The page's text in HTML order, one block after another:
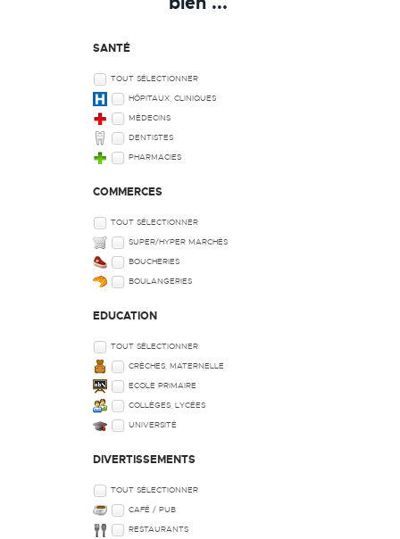
SANTÉ
TOUT SÉLECTIONNER
HÔPITAUX, CLINIQUES
MÉDECINS
DENTISTES
PHARMACIES
COMMERCES
TOUT SÉLECTIONNER
SUPER/HYPER MARCHÉS
BOUCHERIES
BOULANGERIES
EDUCATION
TOUT SÉLECTIONNER
CRÈCHES, MATERNELLE
ECOLE PRIMAIRE
COLLÈGES, LYCÉES
UNIVERSITÉ
DIVERTISSEMENTS
TOUT SÉLECTIONNER
CAFÉ / PUB
RESTAURANTS